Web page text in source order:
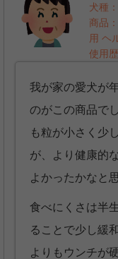
犬種
商品
用 ヘ
使用
我が家の愛犬が
のがこの商品で
も粒が小さく少
が、より健康的
よかったかなと
食べにくさは半
ることで少し緩
よりもウンチが